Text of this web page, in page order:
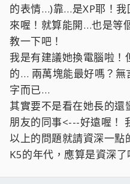
的表情…)靠…是XP耶！我
來喔！就算能開…也是等
教一下吧！
我是有建議她換電腦啦！
的… 兩萬塊能最好嗎？
字而已…
其實要不是看在她長的還
朋友的同事<---好遠喔！
以上的問題就請資深一
K5的年代，應算是資深了